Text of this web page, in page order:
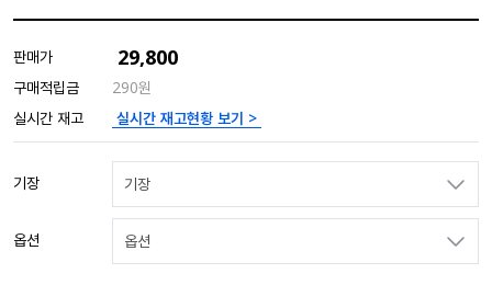
판매가 29,800
구매적립금
290원
실시간 재고
실시간 재고현황 보기 >
기장 기장
옵션 옵션